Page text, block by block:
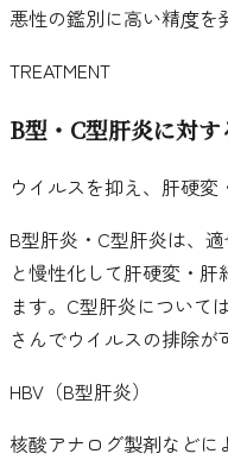
悪性の鑑別に高い精度を
TREATMENT
B型・C型肝炎に対
ウイルスを抑え、肝硬
B型肝炎・C型肝炎は、
と慢性化して肝硬変・
ます。C型肝炎について
さんでウイルスの排除が
HBV（B型肝炎）
核酸アナログ製剤など